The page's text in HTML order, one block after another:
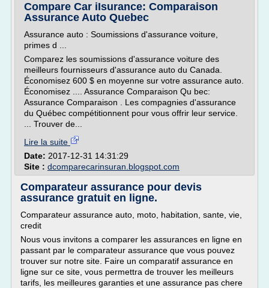
Compare Car iIsurance: Comparaison
Assurance Auto Quebec
Assurance auto : Soumissions d'assurance voiture,
primes d ...
Comparez les soumissions d'assurance voiture des
meilleurs fournisseurs d'assurance auto du Canada.
Économisez 600 $ en moyenne sur votre assurance auto.
Économisez .... Assurance Comparaison Qu bec:
Assurance Comparaison . Les compagnies d'assurance
du Québec compétitionnent pour vous offrir leur service.
... Trouver de...
Lire la suite
Date: 2017-12-31 14:31:29
Site : dcomparecarinsuran.blogspot.com
Comparateur assurance pour devis
assurance gratuit en ligne.
Comparateur assurance auto, moto, habitation, sante, vie,
credit
Nous vous invitons a comparer les assurances en ligne en
passant par le comparateur assurance que vous pouvez
trouver sur notre site. Faire un comparatif assurance en
ligne sur ce site, vous permettra de trouver les meilleurs
tarifs, les meilleures garanties et une assurance pas chere